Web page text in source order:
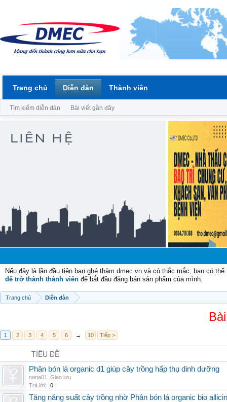
Nếu đây là lần đầu tiên bạn ghé thăm dmec.vn và có thắc mắc, bạn có
để trở thành thành viên để bắt đầu đăng bán sản phẩm của mình.
Trang chủ Diễn đàn
1 2 3 4 5 6 → 10 Tiếp >
TIÊU ĐỀ
Phân bón lá organic d1 giúp cây trồng hấp thụ dinh dưỡng
nana01
Giao lưu
Trả lời:
0
Tăng năng suất cây trồng nhờ Phân bón lá organic bio allicin
Trang chủ Diễn đàn
Tìm kiếm diễn đàn Bài viết gần đây
Thành viên